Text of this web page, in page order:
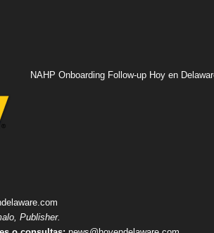
NAHP Onboarding Follow-up Hoy en
Publisher.